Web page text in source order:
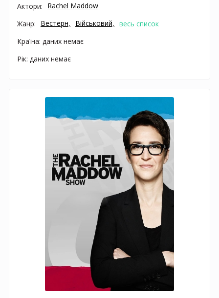
Актори:
Rachel Maddow
Жанр:
Вестерн, Військовий, весь список
Країна: даних немає
Рік: даних немає